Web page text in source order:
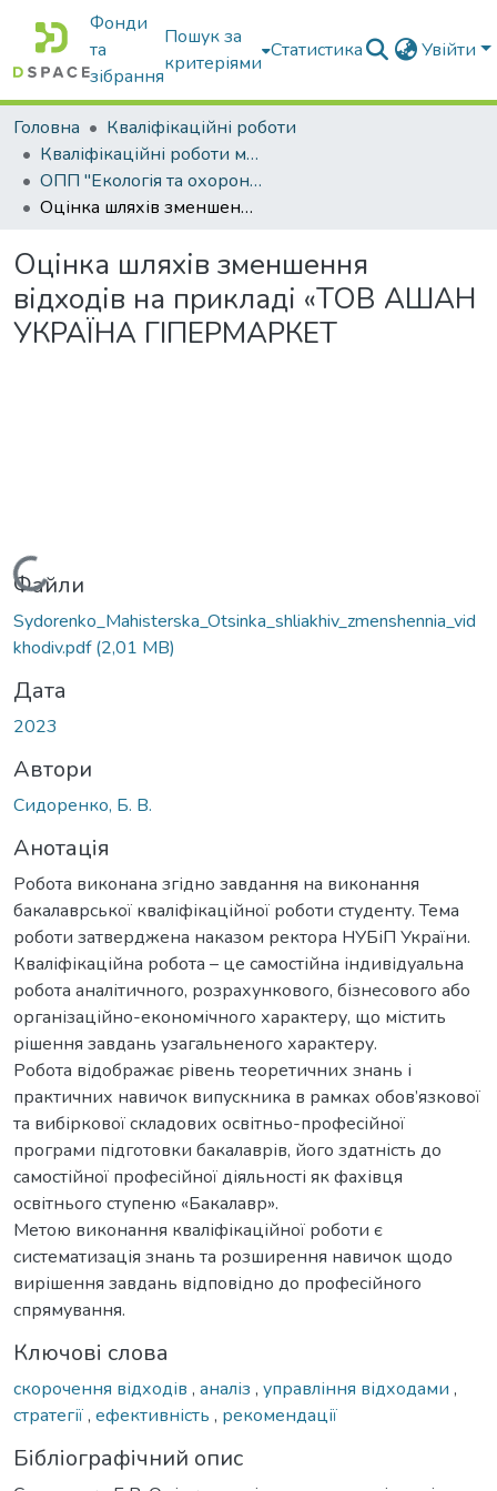
Фонди
та
зібрання
Пошук за
критеріями
Статистика Увійти
Головна
Кваліфікаційні роботи
Кваліфікаційні роботи магістрів
ОПП "Екологія та охорона навколишнього середовища"
Оцінка шляхів зменшення відходів на прикладі «ТОВ АШАН УКРАЇНА ГІПЕРМАРКЕТ
Оцінка шляхів зменшення
відходів на прикладі «ТОВ АШАН
УКРАЇНА ГІПЕРМАРКЕТ
Вантажиться...
Файли
Sydorenko_Mahisterska_Otsinka_shliakhiv_zmenshennia_vid
khodiv.pdf(2,01 MB)
Дата
2023
Автори
Сидоренко, Б. В.
Анотація
Робота виконана згідно завдання на виконання
бакалаврської кваліфікаційної роботи студенту. Тема
роботи затверджена наказом ректора НУБіП України.
Кваліфікаційна робота – це самостійна індивідуальна
робота аналітичного, розрахункового, бізнесового або
організаційно-економічного характеру, що містить
рішення завдань узагальненого характеру.
Робота відображає рівень теоретичних знань і
практичних навичок випускника в рамках обов’язкової
та вибіркової складових освітньо-професійної
програми підготовки бакалаврів, його здатність до
самостійної професійної діяльності як фахівця
освітнього ступеню «Бакалавр».
Метою виконання кваліфікаційної роботи є
систематизація знань та розширення навичок щодо
вирішення завдань відповідно до професійного
спрямування.
Ключові слова
скорочення відходів , аналіз , управління відходами ,
стратегії, ефективність , рекомендації
Бібліографічний опис